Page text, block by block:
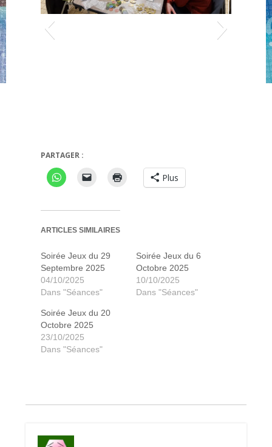
PARTAGER :
Plus
ARTICLES SIMILAIRES
Soirée Jeux du 29
Septembre 2025
04/10/2025
Dans "Séances"
Soirée Jeux du 6
Octobre 2025
10/10/2025
Dans "Séances"
Soirée Jeux du 20
Octobre 2025
23/10/2025
Dans "Séances"